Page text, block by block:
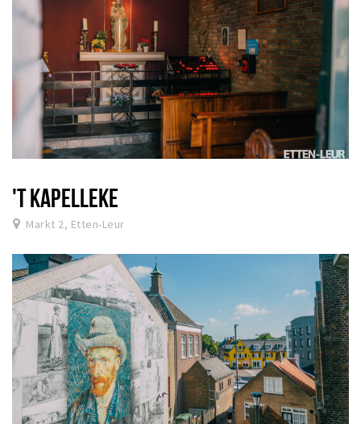
'T KAPELLEKE
Markt 2, Etten-Leur